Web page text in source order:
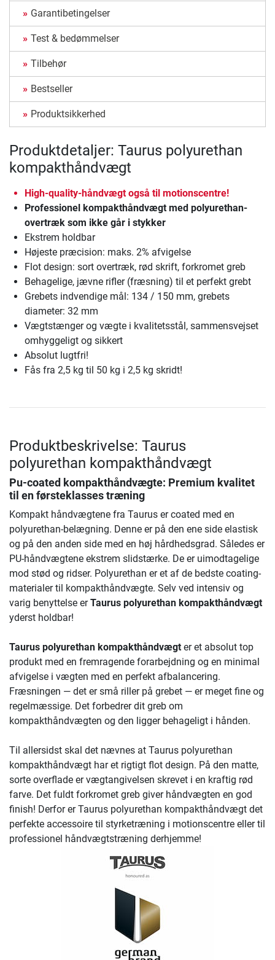
Garantibetingelser
Test & bedømmelser
Tilbehør
Bestseller
Produktsikkerhed
Produktdetaljer: Taurus polyurethan
kompakthåndvægt
High-quality-håndvægt også til motionscentre!
Professionel kompakthåndvægt med polyurethan-
overtræk som ikke går i stykker
Ekstrem holdbar
Højeste præcision: maks. 2% afvigelse
Flot design: sort overtræk, rød skrift, forkromet greb
Behagelige, jævne rifler (fræsning) til et perfekt grebt
Grebets indvendige mål: 134 / 150 mm, grebets
diameter: 32 mm
Vægtstænger og vægte i kvalitetsstål, sammensvejset
omhyggeligt og sikkert
Absolut lugtfri!
Fås fra 2,5 kg til 50 kg i 2,5 kg skridt!
Produktbeskrivelse: Taurus
polyurethan kompakthåndvægt
Pu-coated kompakthåndvægte: Premium kvalitet
til en førsteklasses træning
Kompakt håndvægtene fra Taurus er coated med en
polyurethan-belægning. Denne er på den ene side elastisk
og på den anden side med en høj hårdhedsgrad. Således er
PU-håndvægtene ekstrem slidstærke. De er uimodtagelige
mod stød og ridser. Polyurethan er et af de bedste coating-
materialer til kompakthåndvægte. Selv ved intensiv og
varig benyttelse erTaurus polyurethan kompakthåndvægt
yderst holdbar!
Taurus polyurethan kompakthåndvægt er et absolut top
produkt med en fremragende forarbejdning og en minimal
afvigelse i vægten med en perfekt afbalancering.
Fræsningen — det er små riller på grebet — er meget fine og
regelmæssige. Det forbedrer dit greb om
kompakthåndvægten og den ligger behageligt i hånden.
Til allersidst skal det nævnes at Taurus polyurethan
kompakthåndvægt har et rigtigt flot design. På den matte,
sorte overflade er vægtangivelsen skrevet i en kraftig rød
farve. Det fuldt forkromet greb giver håndvægten en god
finish! Derfor er Taurus polyurethan kompakthåndvægt det
perfekte accessoire til styrketræning i motionscentre eller til
professionel håndvægtstræning derhjemme!